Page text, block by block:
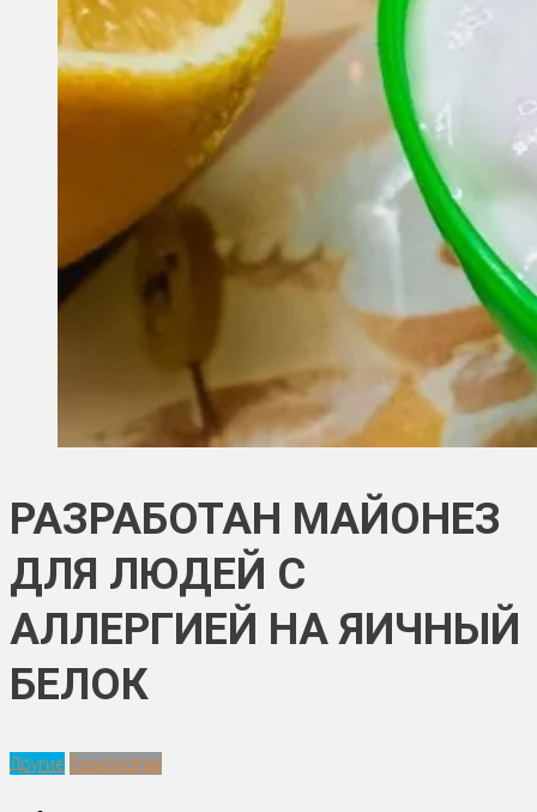
РАЗРАБОТАН МАЙОНЕЗ
ДЛЯ ЛЮДЕЙ С
АЛЛЕРГИЕЙ НА ЯИЧНЫЙ
БЕЛОК
Другие Технологии